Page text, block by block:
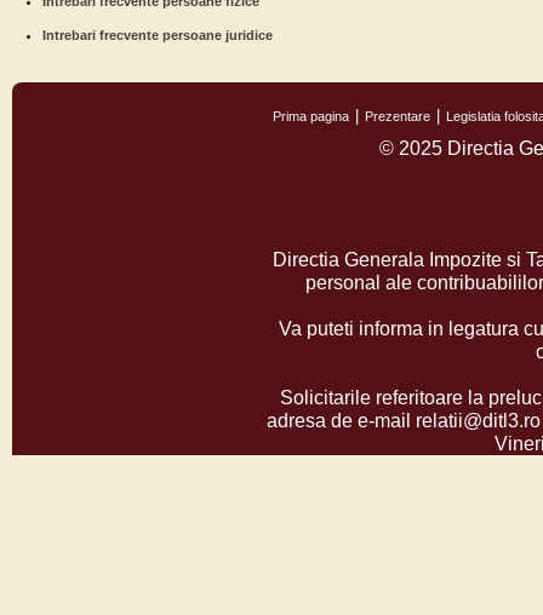
Intrebari frecvente persoane juridice
Prima pagina Prezentare Legislatia
© 2025 Directia
Directia Generala Impozite si
personal ale
Va puteti informa in legatura
Solicitarile referitoare la
adresa de e-mail